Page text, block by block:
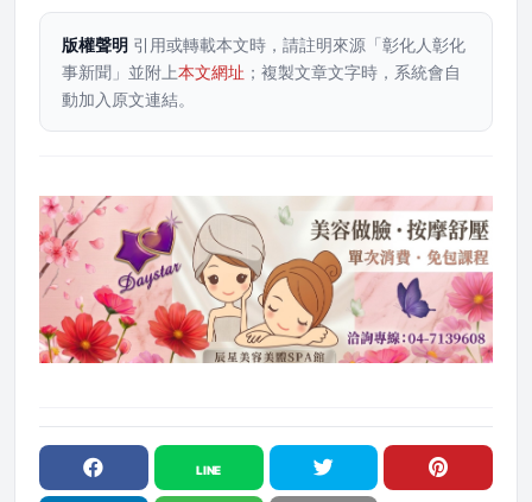
版權聲明 引用或轉載本文時，請註明來源「彰化人彰化
事新聞」並附上本文網址 ；複製文章文字時，系統會自
動加入原文連結。